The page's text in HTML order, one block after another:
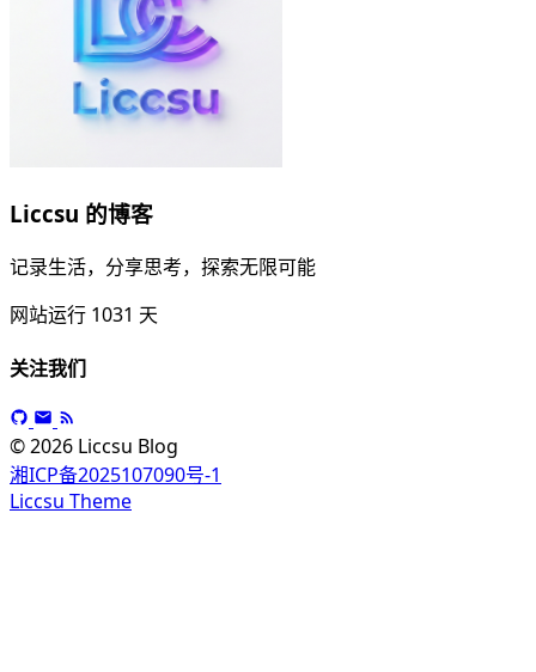
Liccsu 的博客
记录生活，分享思考，探索无限可能
网站运行 1031 天
关注我们
© 2026 Liccsu Blog
湘ICP备2025107090号-1
Liccsu Theme